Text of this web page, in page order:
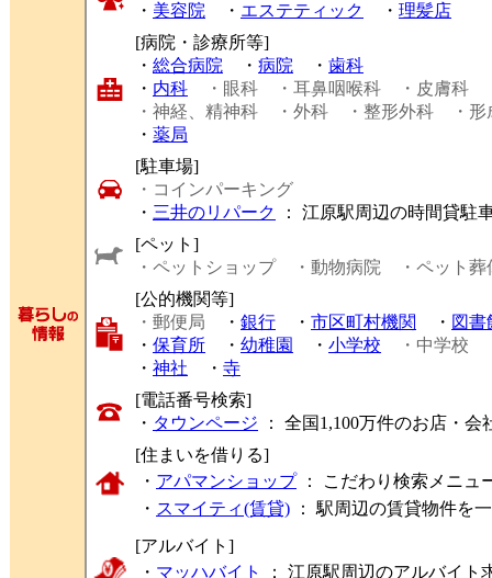
・ 美容院 ・ エステティック ・ 理髪店
[病院・診療所等]
・ 総合病院 ・ 病院 ・ 歯科
・ 内科 ・眼科 ・耳鼻咽喉科 ・皮膚科
・神経、精神科
・外科 ・整形外科
・
・ 薬局
[駐車場]
・コインパーキング
・ 三井のリパーク
： 江原駅周辺の時間貸駐
[ペット]
・ペットショップ
・動物病院
・ペット葬
[公的機関等]
・郵便局 ・ 銀行 ・ 市区町村機関 ・ 図書
・ 保育所 ・ 幼稚園 ・ 小学校 ・中学校
・ 神社 ・ 寺
[電話番号検索]
・ タウンページ ： 全国1,100万件のお店・
[住まいを借りる]
・ アパマンショップ： こだわり検索メニュ
・ スマイティ(賃貸) ： 駅周辺の賃貸物件を
[アルバイト]
・ マッハバイト ： 江原駅周辺のアルバイト